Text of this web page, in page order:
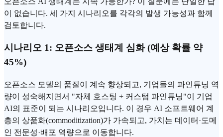
이 없습니다. 세 가지 시나리오를 각각의 발생 가능성과 함께
검토합니다.
시나리오 1: 오픈소스 생태계 심화 (예상 확률 약
45%)
오픈소스 모델의 품질이 계속 향상되고, 기업들의 파인튜닝 역
량이 성숙해지면서 "자체 호스팅 + 커스텀 파인튜닝"이 기업
AI의 표준이 되는 시나리오입니다. 이 경우 AI 소프트웨어 계
층의 상품화(commoditization)가 가속되고, 가치는 데이터·도메
인 전문성·배포 역량으로 이동합니다.